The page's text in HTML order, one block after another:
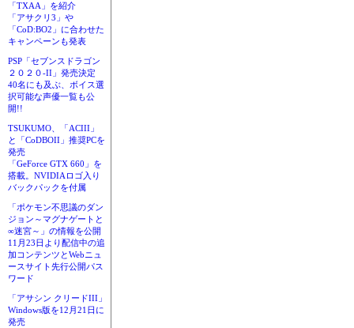
「TXAA」を紹介
「アサクリ3」や
「CoD:BO2」に合わせた
キャンペーンも発表
PSP「セブンスドラゴン
２０２０-II」発売決定
40名にも及ぶ、ボイス選
択可能な声優一覧も公
開!!
TSUKUMO、「ACIII」
と「CoDBOII」推奨PCを
発売
「GeForce GTX 660」を
搭載。NVIDIAロゴ入り
バックパックを付属
「ポケモン不思議のダン
ジョン～マグナゲートと
∞迷宮～」の情報を公開
11月23日より配信中の追
加コンテンツとWebニュ
ースサイト先行公開パス
ワード
「アサシン クリードIII」
Windows版を12月21日に
発売